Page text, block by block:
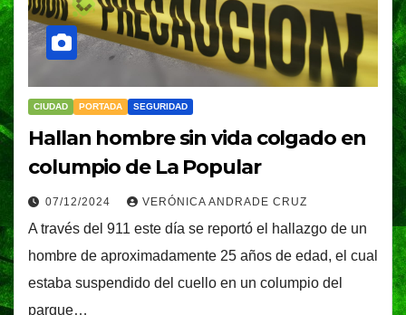
CIUDAD PORTADA SEGURIDAD
Hallan hombre sin vida colgado en
columpio de La Popular
07/12/2024 VERÓNICA ANDRADE CRUZ
A través del 911 este día se reportó el hallazgo de un
hombre de aproximadamente 25 años de edad, el cual
estaba suspendido del cuello en un columpio del
parque…